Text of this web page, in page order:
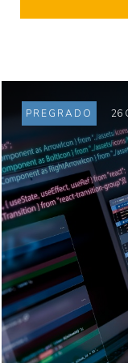
PREGRADO 26